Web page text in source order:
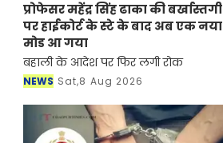
प्रोफेसर महेंद्र सिंह ढाका की बर्खास्तगी
पर हाईकोर्ट के स्टे के बाद अब एक नया
मोड आ गया
बहाली के आदेश पर फिर लगी रोक
NEWS Sat,8 Aug 2026